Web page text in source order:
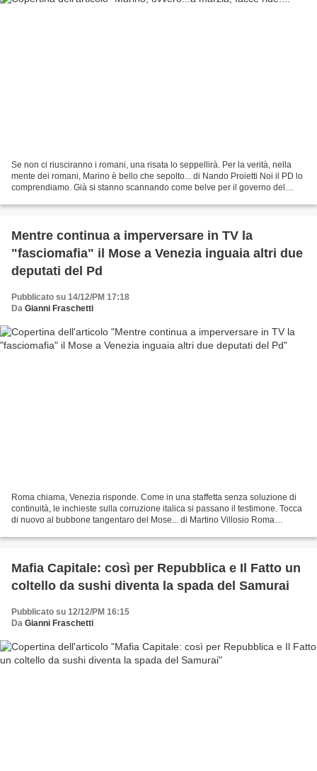
Se non ci riusciranno i romani, una risata lo seppellirà. Per la verità, nella
mente dei romani, Marino è bello che sepolto... di Nando Proietti Noi il PD lo
comprendiamo. Già si stanno scannando come belve per il governo del
Mentre continua a imperversare in TV la
"fasciomafia" il Mose a Venezia inguaia altri due
deputati del Pd
Pubblicato su 14/12/PM 17:18
Da Gianni Fraschetti
Roma chiama, Venezia risponde. Come in una staffetta senza soluzione di
continuità, le inchieste sulla corruzione italica si passano il testimone. Tocca
di nuovo al bubbone tangentaro del Mose... di Martino Villosio Roma
Mafia Capitale: così per Repubblica e Il Fatto un
coltello da sushi diventa la spada del Samurai
Pubblicato su 12/12/PM 16:15
Da Gianni Fraschetti